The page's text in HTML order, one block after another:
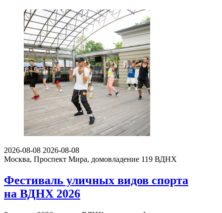
2026-08-08 2026-08-08
Москва, Проспект Мира, домовладение 119 ВДНХ
Фестиваль уличных видов спорта
на ВДНХ 2026